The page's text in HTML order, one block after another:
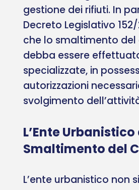
gestione dei rifiuti. In
Decreto Legislativo
che lo smaltimento
debba essere
specializzate, in
autorizzazioni
svolgimento
L’Ente Urbanistico
Smaltimento del
L’ente urbanistico non